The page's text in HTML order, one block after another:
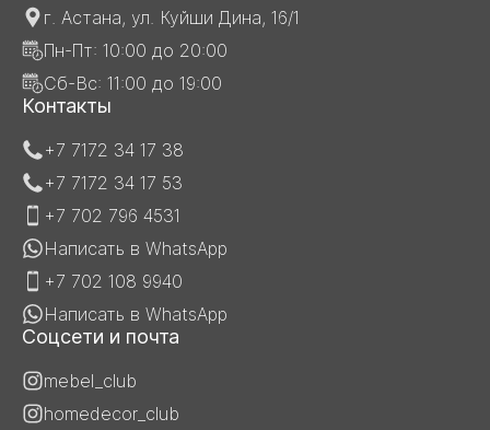
г. Астана, ул. Куйши Дина, 16/1
Пн-Пт: 10:00 до 20:00
Сб-Вс: 11:00 до 19:00
Контакты
+7 7172 34 17 38
+7 7172 34 17 53
+7 702 796 4531
Написать в WhatsApp
+7 702 108 9940
Написать в WhatsApp
Соцсети и почта
mebel_club
homedecor_club